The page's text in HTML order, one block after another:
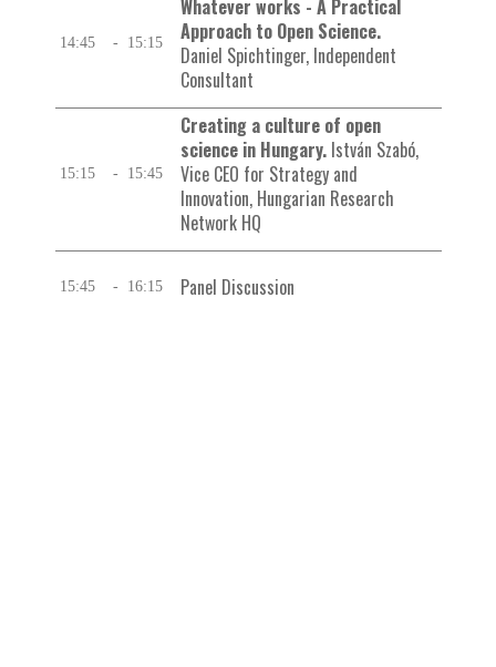
14:45 - 15:15
Whatever works - A Practical
Approach to Open Science.
Daniel Spichtinger, Independent
Consultant
15:15 - 15:45
Creating a culture of open
science in Hungary.István Szabó,
Vice CEO for Strategy and
Innovation, Hungarian Research
Network HQ
15:45 - 16:15 Panel Discussion